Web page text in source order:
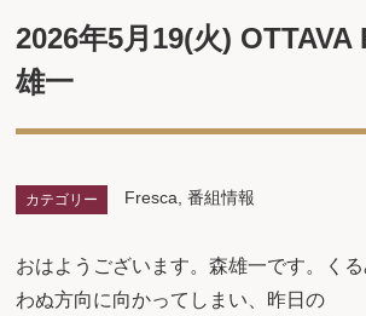
2026年5月19(火)
雄一
カテゴリー Fresca ,番組情報
おはようございます。森雄一です。く
わぬ方向に向かってしまい、昨日の